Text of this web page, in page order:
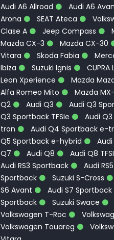
Audi A6 Allroad
Audi A6
Arona
SEAT Ateca
Clase A
Jeep Compass
Mazda CX-3
Mazda CX-30
Vitara
Skoda Fabia
Ibiza
Suzuki Ignis CUPRA
Leon Xperience
Mazda
Alfa Romeo Mito
Mazda
Q2
Audi Q3 Audi Q3
Q3 Sportback TFSIe
Audi
tron
Audi Q4 Sportback e-
Q5 Sportback e-hybrid
Q7
Audi Q8 Audi Q8
Audi RS3 Sportback
Audi
Sportback
Suzuki S-Cross
S6 Avant
Audi S7 Sportback
Sportback
Suzuki Swace
Volkswagen T-Roc
Volkswagen Touareg